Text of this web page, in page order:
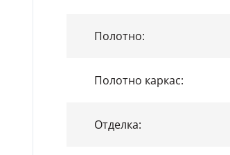
Полотно:
Полотно каркас:
Отделка: